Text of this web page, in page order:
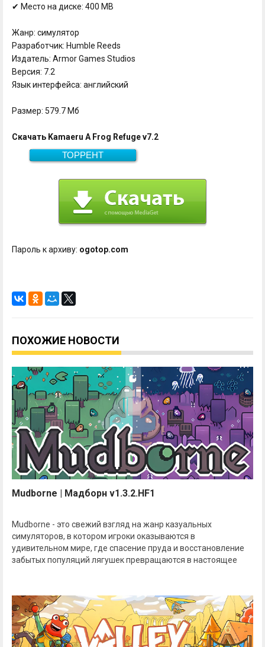
✔ Место на диске: 400 MB
Жанр: симулятор
Разработчик: Humble Reeds
Издатель: Armor Games Studios
Версия: 7.2
Язык интерфейса: английский
Размер: 579.7 Мб
Скачать Kamaeru A Frog Refuge v7.2
ТОРРЕНТ
579.7 Мб
Скачать
Пароль к архиву: ogotop.com
ПОХОЖИЕ НОВОСТИ
Mudborne | Мадборн v1.3.2.HF1
Mudborne - это свежий взгляд на жанр казуальных
симуляторов, в котором игроки оказываются в
удивительном мире, где спасение пруда и восстановление
забытых популяций лягушек превращаются в настоящее